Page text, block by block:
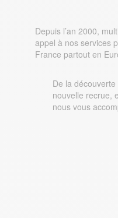
Depuis l’an 2000,
appel à nos services
France partout en
De la
nouvelle recrue,
nous vous